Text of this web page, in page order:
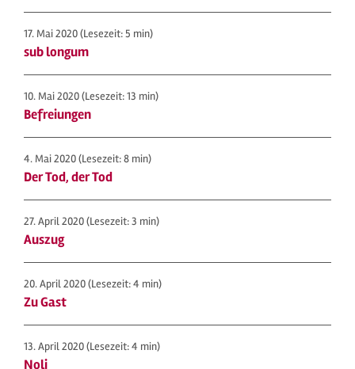
17. Mai 2020(Lesezeit: 5 min)
sub longum
10. Mai 2020(Lesezeit: 13 min)
Befreiungen
4. Mai 2020(Lesezeit: 8 min)
Der Tod, der Tod
27. April 2020(Lesezeit: 3 min)
Auszug
20. April 2020(Lesezeit: 4 min)
Zu Gast
13. April 2020(Lesezeit: 4 min)
Noli